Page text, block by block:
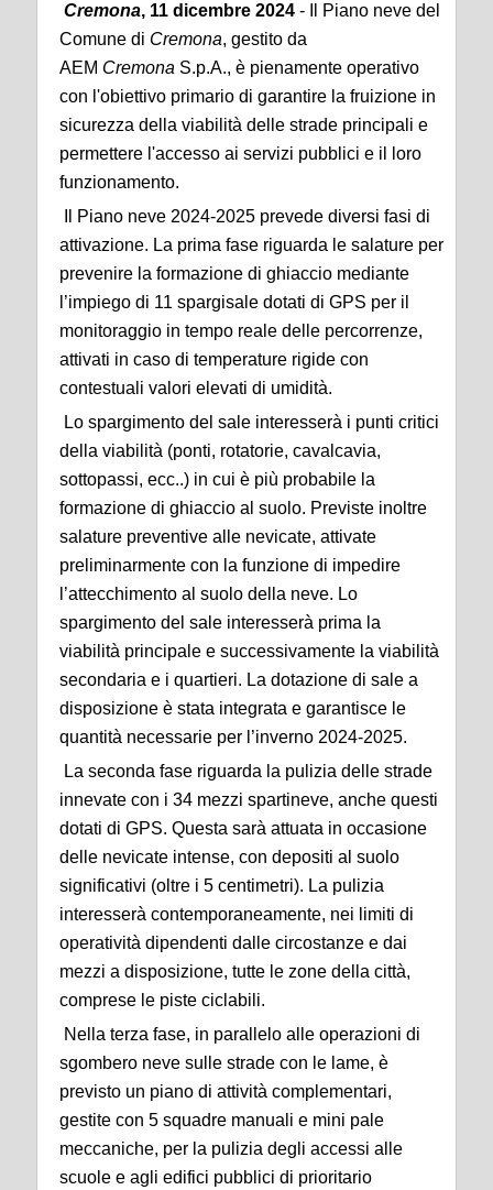
Cremona, 11 dicembre 2024 - Il Piano neve del
Comune di Cremona, gestito da
AEM Cremona S.p.A., è pienamente operativo
con l'obiettivo primario di garantire la fruizione in
sicurezza della viabilità delle strade principali e
permettere l'accesso ai servizi pubblici e il loro
funzionamento.
Il Piano neve 2024-2025 prevede diversi fasi di
attivazione. La prima fase riguarda le salature per
prevenire la formazione di ghiaccio mediante
l’impiego di 11 spargisale dotati di GPS per il
monitoraggio in tempo reale delle percorrenze,
attivati in caso di temperature rigide con
contestuali valori elevati di umidità.
Lo spargimento del sale interesserà i punti critici
della viabilità (ponti, rotatorie, cavalcavia,
sottopassi, ecc..) in cui è più probabile la
formazione di ghiaccio al suolo. Previste inoltre
salature preventive alle nevicate, attivate
preliminarmente con la funzione di impedire
l’attecchimento al suolo della neve. Lo
spargimento del sale interesserà prima la
viabilità principale e successivamente la viabilità
secondaria e i quartieri. La dotazione di sale a
disposizione è stata integrata e garantisce le
quantità necessarie per l’inverno 2024-2025.
La seconda fase riguarda la pulizia delle strade
innevate con i 34 mezzi spartineve, anche questi
dotati di GPS. Questa sarà attuata in occasione
delle nevicate intense, con depositi al suolo
significativi (oltre i 5 centimetri). La pulizia
interesserà contemporaneamente, nei limiti di
operatività dipendenti dalle circostanze e dai
mezzi a disposizione, tutte le zone della città,
comprese le piste ciclabili.
Nella terza fase, in parallelo alle operazioni di
sgombero neve sulle strade con le lame, è
previsto un piano di attività complementari,
gestite con 5 squadre manuali e mini pale
meccaniche, per la pulizia degli accessi alle
scuole e agli edifici pubblici di prioritario